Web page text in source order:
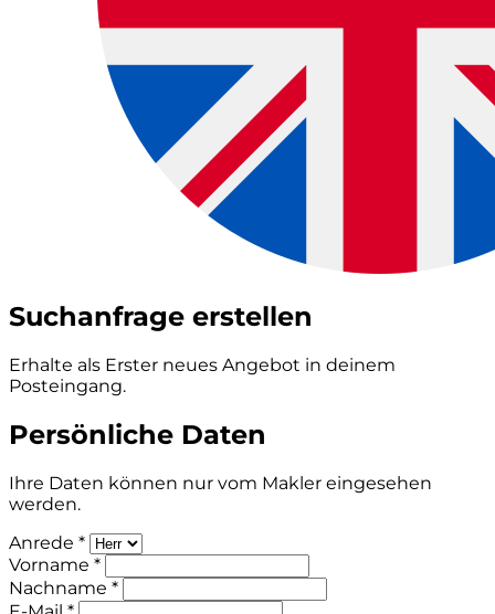
Suchanfrage erstellen
Erhalte als Erster neues Angebot in deinem
Posteingang.
Persönliche Daten
Ihre Daten können nur vom Makler eingesehen
werden.
Anrede *
Vorname *
Nachname *